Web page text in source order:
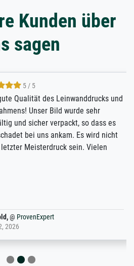
Kunden über
sagen
des Leinwanddrucks und
Bild wurde sehr
verpackt, so dass es
uns ankam. Es wird nicht
sein. Vielen